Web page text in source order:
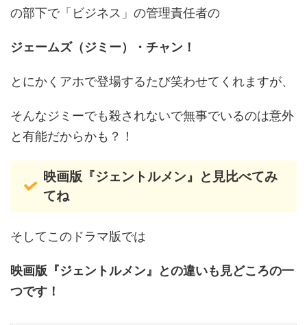
の部下で「ビジネス」の管理責任者の
ジェームズ（ジミー）・チャン！
とにかくアホで登場するたび笑わせてくれますが、
そんなジミーでも殺されないで無事でいるのは意外
と有能だからかも？！
映画版『ジェントルメン』と見比べてみ
てね
そしてこのドラマ版では
映画版『ジェントルメン』との違いも見どころの一
つです！